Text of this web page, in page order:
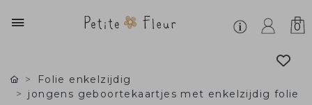
0
Folie enkelzijdig
jongens geboortekaartjes met enkelzijdig folie